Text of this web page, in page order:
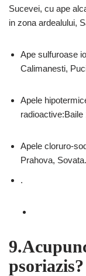
Sucevei, cu ape
in zona ardealului,
Ape sulfuroase
Calimanesti,
Apele
radioactive:Baile
Apele cloruro-
Prahova, Sovata.
.
psoriazis?